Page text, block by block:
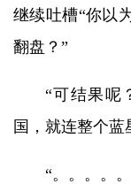
继续吐槽“你以
翻盘？”
“可结果呢
国，就连整个
“。。。。